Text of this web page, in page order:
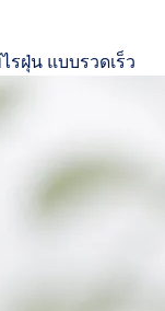
ฝุ่น แบบรวดเร็ว